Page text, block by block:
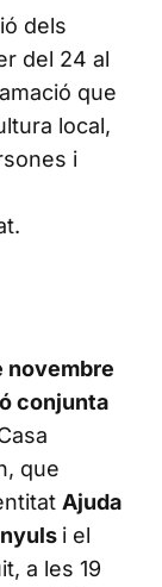
dels
del 24 al
que
local,
i
novembre
conjunta
que
Ajuda
i el
a les 19